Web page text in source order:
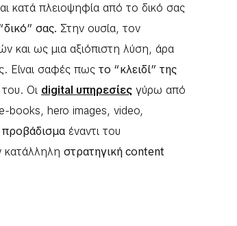
κατά πλειοψηφία από το δικό σας
σας. Στην ουσία, τον
και ως μια αξιόπιστη λύση, άρα
Είναι σαφές πως το “κλειδί” της
του. Οι digital υπηρεσίες γύρω από
books, hero images, video,
προβάδισμα έναντι του
κατάλληλη στρατηγική content